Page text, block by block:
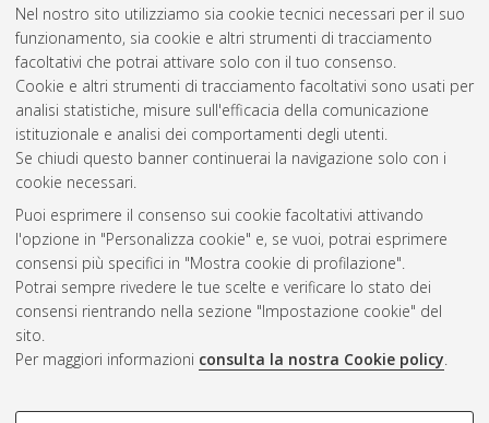
Nel nostro sito utilizziamo sia cookie tecnici necessari per il suo
funzionamento, sia cookie e altri strumenti di tracciamento
facoltativi che potrai attivare solo con il tuo consenso.
Cookie e altri strumenti di tracciamento facoltativi sono usati per
analisi statistiche, misure sull'efficacia della comunicazione
istituzionale e analisi dei comportamenti degli utenti.
Se chiudi questo banner continuerai la navigazione solo con i
cookie necessari.
Puoi esprimere il consenso sui cookie facoltativi attivando
l'opzione in "Personalizza cookie" e, se vuoi, potrai esprimere
consensi più specifici in "Mostra cookie di profilazione".
Potrai sempre rivedere le tue scelte e verificare lo stato dei
consensi rientrando nella sezione "Impostazione cookie" del
sito.
Per maggiori informazioni consulta la nostra Cookie policy.
Abstract
Altri metadati
Gestione del documento:
Atom
Rss 1.0
Rss 2.0
AMS Laurea
Impostazioni Cookie